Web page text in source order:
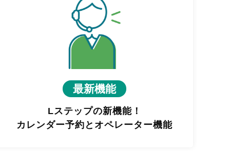
最新機能
Lステップの新機能！
カレンダー予約とオペレーター機能